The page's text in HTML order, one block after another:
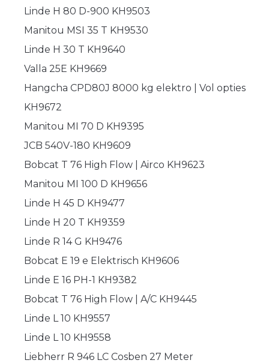
Linde H 80 D-900 KH9503
Manitou MSI 35 T KH9530
Linde H 30 T KH9640
Valla 25E KH9669
Hangcha CPD80J 8000 kg elektro | Vol opties
KH9672
Manitou MI 70 D KH9395
JCB 540V-180 KH9609
Bobcat T 76 High Flow | Airco KH9623
Manitou MI 100 D KH9656
Linde H 45 D KH9477
Linde H 20 T KH9359
Linde R 14 G KH9476
Bobcat E 19 e Elektrisch KH9606
Linde E 16 PH-1 KH9382
Bobcat T 76 High Flow | A/C KH9445
Linde L 10 KH9557
Linde L 10 KH9558
Liebherr R 946 LC Cosben 27 Meter